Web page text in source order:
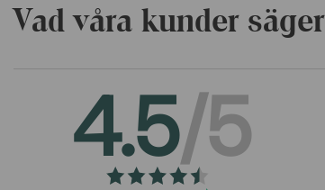
Vad våra kunder säger
4.5/5